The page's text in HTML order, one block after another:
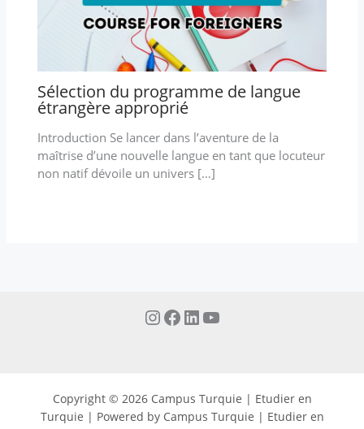
Sélection du programme de langue
étrangère approprié
Introduction Se lancer dans l’aventure de la
maîtrise d’une nouvelle langue en tant que locuteur
non natif dévoile un univers […]
Copyright © 2026 Campus Turquie | Etudier en
Turquie | Powered by Campus Turquie | Etudier en